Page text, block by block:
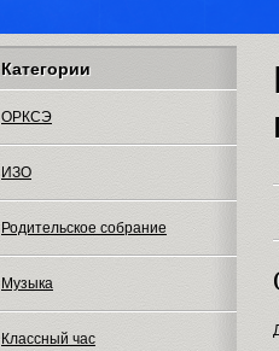
Категории
ОРКСЭ
ИЗО
Родительское собрание
Музыка
Классный час